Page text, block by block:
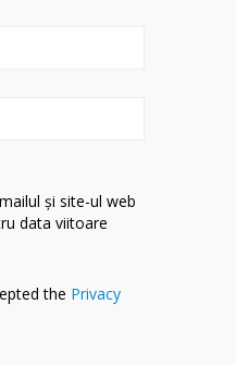
și site-ul web
data viitoare
the Privacy